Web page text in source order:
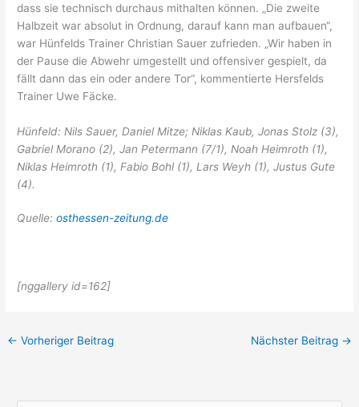
dass sie technisch durchaus mithalten können. „Die zweite
Halbzeit war absolut in Ordnung, darauf kann man aufbauen“,
war Hünfelds Trainer Christian Sauer zufrieden. „Wir haben in
der Pause die Abwehr umgestellt und offensiver gespielt, da
fällt dann das ein oder andere Tor“, kommentierte Hersfelds
Trainer Uwe Fäcke.
Hünfeld: Nils Sauer, Daniel Mitze; Niklas Kaub, Jonas Stolz (3),
Gabriel Morano (2), Jan Petermann (7/1), Noah Heimroth (1),
Niklas Heimroth (1), Fabio Bohl (1), Lars Weyh (1), Justus Gute
(4).
Quelle:osthessen-zeitung.de
[nggallery id=162]
← Vorheriger Beitrag Nächster Beitrag →